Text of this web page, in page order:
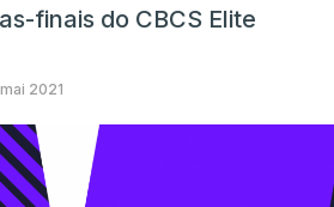
finais do CBCS Elite
2021